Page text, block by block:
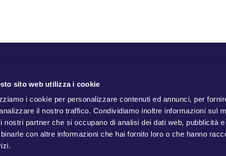
sito web utilizza i cookie
i cookie per personalizzare contenuti ed annunci, per
il nostro traffico. Condividiamo inoltre informazioni sul
nostri partner che si occupano di analisi dei dati web, pubblicità
con altre informazioni che hai fornito loro o che hanno
e